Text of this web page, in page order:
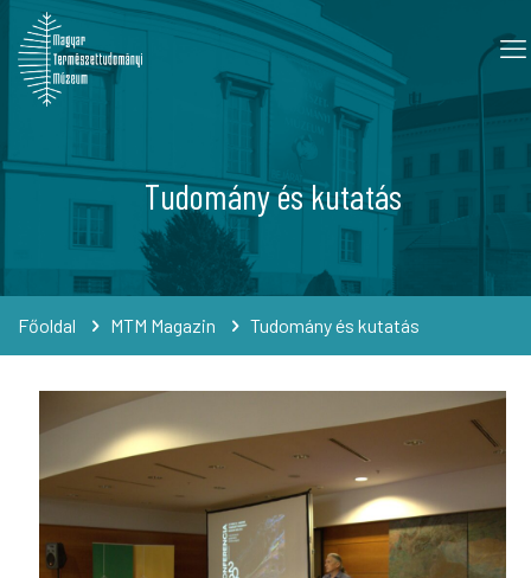
Tudomány és kutatás
Főoldal MTM Magazin Tudomány és kutatás